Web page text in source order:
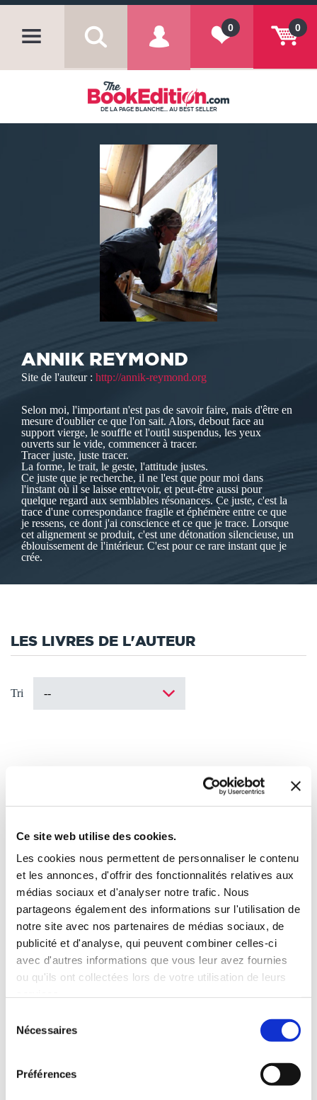
Ce site web utilise des cookies.
Les cookies nous permettent de personnaliser le contenu
et les annonces, d'offrir des fonctionnalités relatives aux
médias sociaux et d'analyser notre trafic. Nous
partageons également des informations sur l'utilisation de
notre site avec nos partenaires de médias sociaux, de
publicité et d'analyse, qui peuvent combiner celles-ci
avec d'autres informations que vous leur avez fournies
ou qu'ils ont collectées lors de votre utilisation de leurs
Nécessaires
Préférences
0
0
DE LA PAGE BLANCHE... AU BEST SELLER
ANNIK REYMOND
Site de l'auteur : http://annik-reymond.org
Selon moi, l'important n'est pas de savoir faire, mais d'être en
mesure d'oublier ce que l'on sait. Alors, debout face au
support vierge, le souffle et l'outil suspendus, les yeux
ouverts sur le vide, commencer à tracer.
Tracer juste, juste tracer.
La forme, le trait, le geste, l'attitude justes.
Ce juste que je recherche, il ne l'est que pour moi dans
l'instant où il se laisse entrevoir, et peut-être aussi pour
quelque regard aux semblables résonances. Ce juste, c'est la
trace d'une correspondance fragile et éphémère entre ce que
je ressens, ce dont j'ai conscience et ce que je trace. Lorsque
cet alignement se produit, c'est une détonation silencieuse, un
éblouissement de l'intérieur. C'est pour ce rare instant que je
crée.
LES LIVRES DE L'AUTEUR
Tri
(0 avis)
ANNIK REYMOND
PEINTURES
Arts graphiques
(0 avis)
ANNIK REYMOND
PEINTURES/DESSINS
Arts graphiques